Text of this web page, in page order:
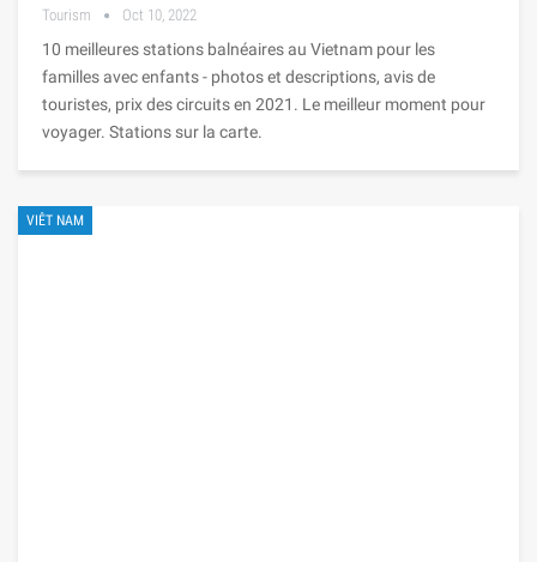
Tourism Oct 10, 2022
10 meilleures stations balnéaires au Vietnam pour les
familles avec enfants - photos et descriptions, avis de
touristes, prix des circuits en 2021. Le meilleur moment pour
voyager. Stations sur la carte.
VIÊT NAM